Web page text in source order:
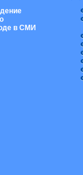
в СМИ